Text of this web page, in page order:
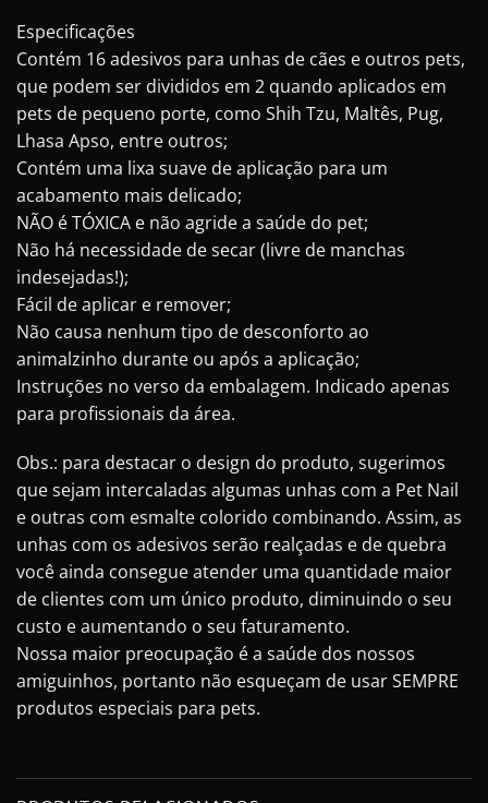
Especificações
Contém 16 adesivos para unhas de cães e outros pets,
que podem ser divididos em 2 quando aplicados em
pets de pequeno porte, como Shih Tzu, Maltês, Pug,
Lhasa Apso, entre outros;
Contém uma lixa suave de aplicação para um
acabamento mais delicado;
NÃO é TÓXICA e não agride a saúde do pet;
Não há necessidade de secar (livre de manchas
indesejadas!);
Fácil de aplicar e remover;
Não causa nenhum tipo de desconforto ao
animalzinho durante ou após a aplicação;
Instruções no verso da embalagem. Indicado apenas
para profissionais da área.
Obs.: para destacar o design do produto, sugerimos
que sejam intercaladas algumas unhas com a Pet Nail
e outras com esmalte colorido combinando. Assim, as
unhas com os adesivos serão realçadas e de quebra
você ainda consegue atender uma quantidade maior
de clientes com um único produto, diminuindo o seu
custo e aumentando o seu faturamento.
Nossa maior preocupação é a saúde dos nossos
amiguinhos, portanto não esqueçam de usar SEMPRE
produtos especiais para pets.